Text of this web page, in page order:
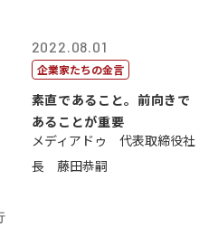
2022.08.01
企業家たちの金言
素直であること。前向きで
あることが重要
メディアドゥ 代表取締役社
長 藤田恭嗣